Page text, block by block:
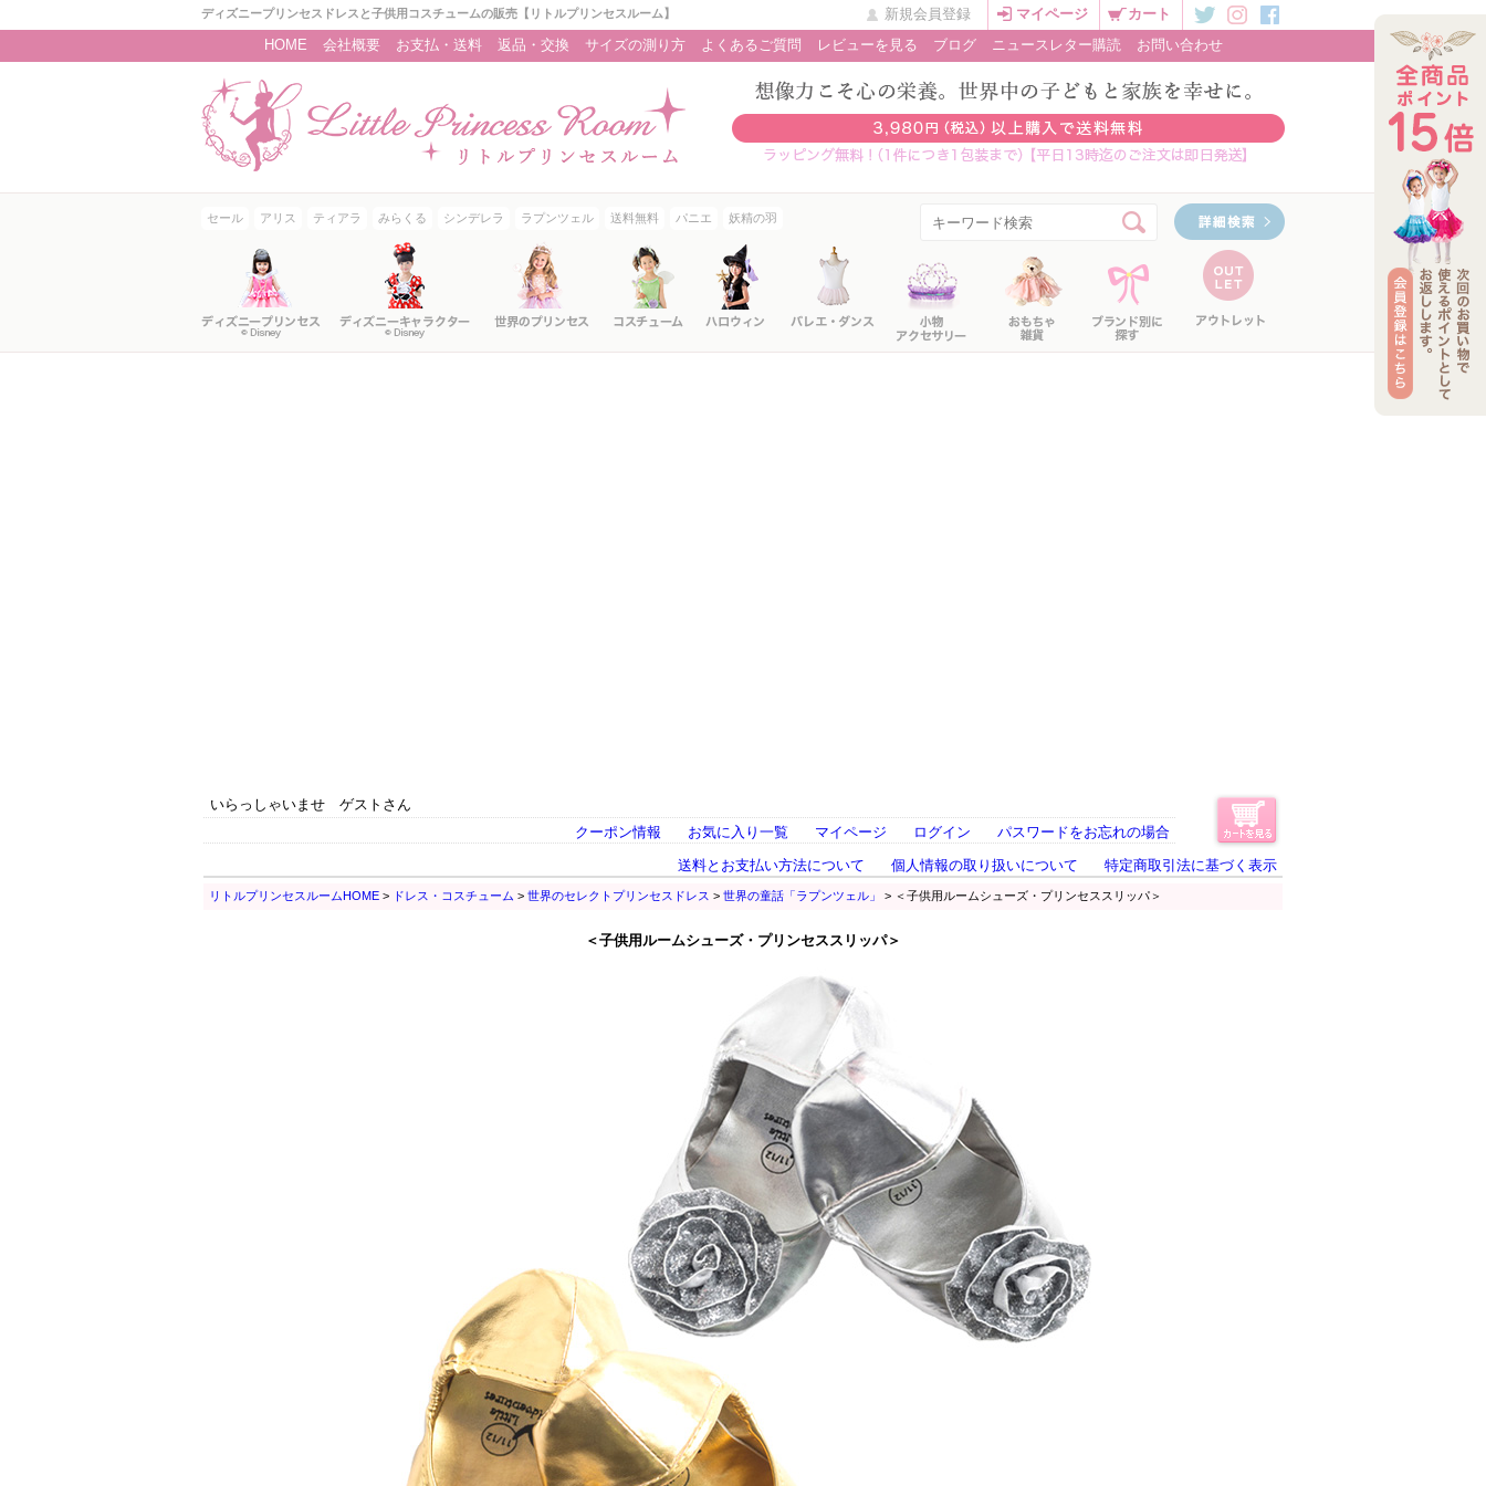
ディズニープリンセスドレスと子供用コスチュームの販売【リトルプリンセスルーム】 新規会員登録 マイページ
カート
HOME
会社概要 お支払・送料 返品・交換 サイズの測り方 よくあるご質問 レビューを見る ブログ ニュースレター購読 お問い合わせ
セール アリス ティアラ みらくる シンデレラ ラプンツェル 送料無料 パニエ 妖精の羽
いらっしゃいませ ゲストさん
クーポン情報
お気に入り一覧 マイページ ログイン
パスワードをお忘れの場合
送料とお支払い方法について
個人情報の取り扱いについて 特定商取引法に基づく表示
リトルプリンセスルームHOME > ドレス・コスチューム > 世界のセレクトプリンセスドレス > 世界の童話「ラプンツェル」 > ＜子供用ルームシューズ・プリンセススリッパ＞
＜子供用ルームシューズ・プリンセススリッパ＞